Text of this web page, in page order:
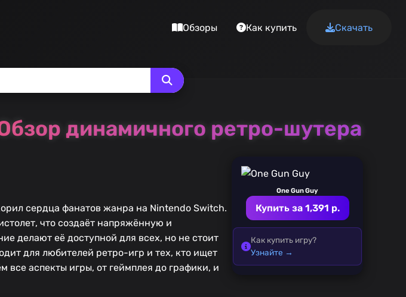
Обзоры Как купить Скачать
динамичного ретро-шутера
сердца фанатов жанра на Nintendo Switch.
что создаёт напряжённую и
делают её доступной для всех, но не стоит
для любителей ретро-игр и тех, кто ищет
аспекты игры, от геймплея до графики, и
One Gun Guy
Купить за 1,391 р.
Как купить игру?
Узнайте →